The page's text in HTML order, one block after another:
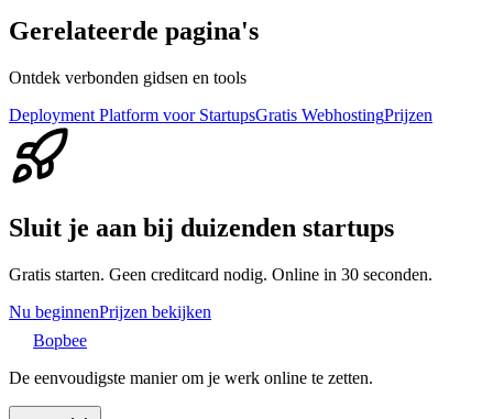
Gerelateerde pagina's
Ontdek verbonden gidsen en tools
Deployment Platform voor StartupsGratis WebhostingPrijzen
Sluit je aan bij duizenden startups
Gratis starten. Geen creditcard nodig. Online in 30 seconden.
Nu beginnenPrijzen bekijken
Bopbee
De eenvoudigste manier om je werk online te zetten.